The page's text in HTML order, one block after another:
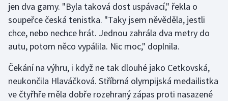
Motorsport
Olympijské hry
Plavání
jen dva gamy. "Byla taková dost uspávací," řekla o
soupeřce česká tenistka. "Taky jsem něvěděla, jestli
chce, nebo nechce hrát. Jednou zahrála dva metry do
autu, potom něco vypálila. Nic moc," doplnila.
Čekání na výhru, i když ne tak dlouhé jako Cetkovská,
neukončila Hlaváčková. Stříbrná olympijská medailistka
ve čtyřhře měla dobře rozehraný zápas proti nasazené